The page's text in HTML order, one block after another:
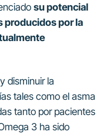
su potencial
producidos por la
disminuir la
tales como el asma
tanto por pacientes
3 ha sido